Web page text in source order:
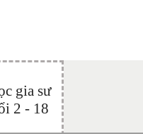
gia sư
2 - 18